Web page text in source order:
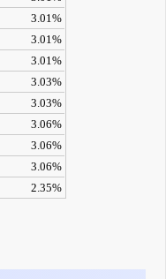
3.01%
3.01%
3.01%
3.03%
3.03%
3.06%
3.06%
3.06%
2.35%